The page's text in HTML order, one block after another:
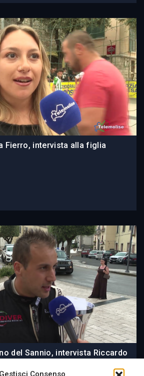
Gestisci Consenso
Fierro, intervista alla figlia
del Sannio, intervista Riccardo